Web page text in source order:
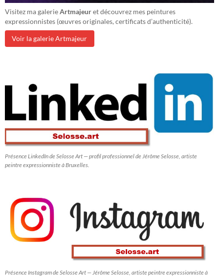
Visitez ma galerieArtmajeuret découvrez mes peintures
expressionnistes (œuvres originales, certificats d’authenticité).
Voir la galerie Artmajeur
Présence LinkedIn de Selosse Art — profil professionnel de Jérôme Selosse, artiste
peintre expressionniste à Bruxelles.
Présence Instagram de Selosse Art — Jérôme Selosse, artiste peintre expressionniste à